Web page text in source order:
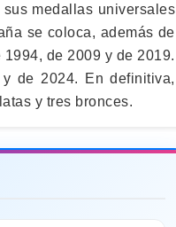
medallas universales
se coloca, además de
de 2009 y de 2019.
de 2024. En definitiva,
y tres bronces.